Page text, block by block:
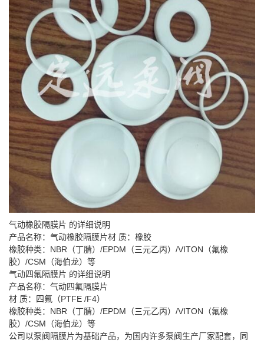
气动橡胶隔膜片 的详细说明
产品名称：气动橡胶隔膜片材 质：橡胶
橡胶种类：NBR（丁腈）/EPDM（三元乙丙）/VITON（氟橡
胶）/CSM（海伯龙）等
气动四氟隔膜片 的详细说明
产品名称：气动四氟隔膜片
材 质：四氟（PTFE /F4）
橡胶种类：NBR（丁腈）/EPDM（三元乙丙）/VITON（氟橡
胶）/CSM（海伯龙）等
公司以泵阀隔膜片为基础产品，为国内许多泵阀生产厂家配套，同